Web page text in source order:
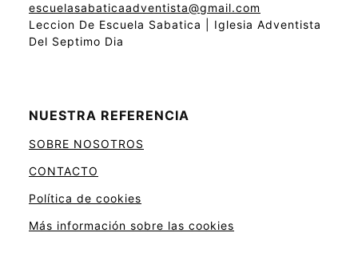
escuelasabaticaadventista@gmail.com
Leccion De Escuela Sabatica | Iglesia Adventista
Del Septimo Dia
NUESTRA REFERENCIA
SOBRE NOSOTROS
CONTACTO
Política de cookies
Más información sobre las cookies